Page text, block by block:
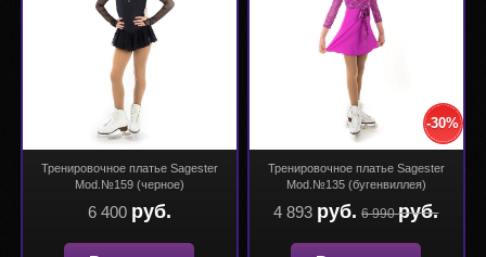
Тренировочное платье Sagester
Mod.№159 (черное)
6 400 руб.
-30%
Тренировочное платье Sagester
Mod.№135 (бугенвиллея)
4 893 руб. 6 990руб.